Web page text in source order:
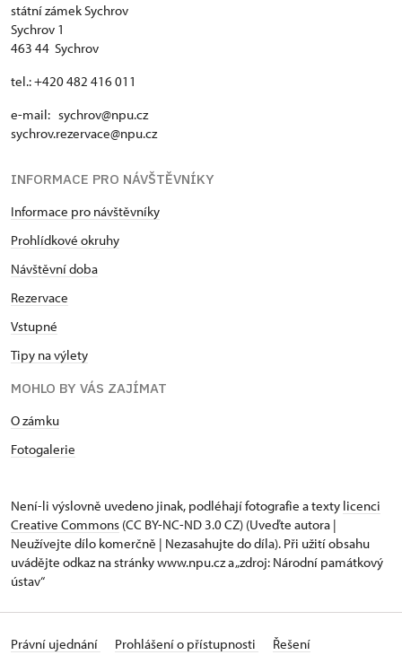
státní zámek Sychrov
Sychrov 1
463 44 Sychrov
tel.: +420 482 416 011
e-mail: sychrov@npu.cz
sychrov.rezervace@npu.cz
INFORMACE PRO NÁVŠTĚVNÍKY
Informace pro návštěvníky
Prohlídkové okruhy
Návštěvní doba
Rezervace
Vstupné
Tipy na výlety
MOHLO BY VÁS ZAJÍMAT
O zámku
Fotogalerie
Není-li výslovně uvedeno jinak, podléhají fotografie a texty licenci
Creative Commons (CC BY-NC-ND 3.0 CZ) (Uveďte autora |
Neužívejte dílo komerčně | Nezasahujte do díla). Při užití obsahu
uvádějte odkaz na stránky www.npu.cz a „zdroj: Národní památkový
ústav“
Právní ujednání Prohlášení o přístupnosti
Řešení